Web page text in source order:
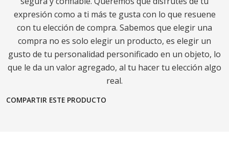
expresión como a ti más te gusta con lo que resuene
con tu elección de compra. Sabemos que elegir una
compra no es solo elegir un producto, es elegir un
gusto de tu personalidad personificado en un objeto, lo
que le da un valor agregado, al tu hacer tu elección algo
real.
COMPARTIR ESTE PRODUCTO